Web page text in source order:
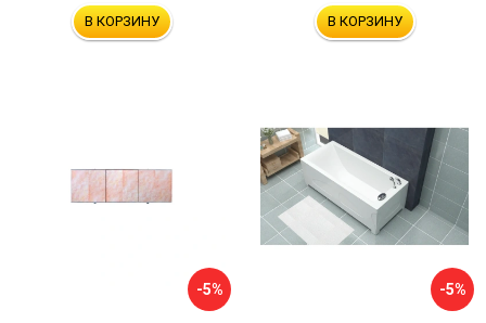
В КОРЗИНУ В КОРЗИНУ
-5% -5%